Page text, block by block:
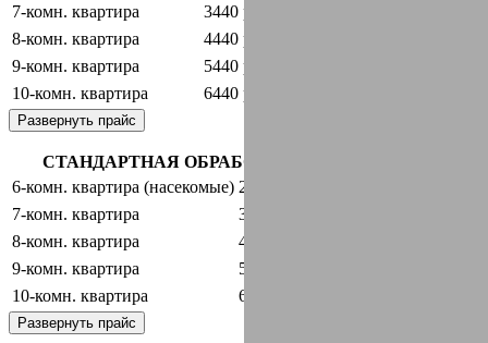
7-комн. квартира 3440 руб.
8-комн. квартира 4440 руб.
9-комн. квартира 5440 руб.
10-комн. квартира 6440 руб.
Развернуть прайс
СТАНДАРТНАЯ ОБРАБОТКА + ГАРАНТИЯ
6-комн. квартира (насекомые) 2440 руб.
7-комн. квартира 3440 руб.
8-комн. квартира 4440 руб.
9-комн. квартира 5440 руб.
10-комн. квартира 6440 руб.
Развернуть прайс